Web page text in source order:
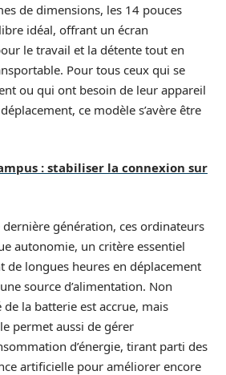
de dimensions, les 14 pouces
idéal, offrant un écran
le travail et la détente tout en
Pour tous ceux qui se
ou qui ont besoin de leur appareil
ce modèle s’avère être
: stabiliser la connexion sur
dernière génération, ces ordinateurs
autonomie, un critère essentiel
de longues heures en déplacement
source d’alimentation. Non
la batterie est accrue, mais
permet aussi de gérer
d’énergie, tirant parti des
artificielle pour améliorer encore